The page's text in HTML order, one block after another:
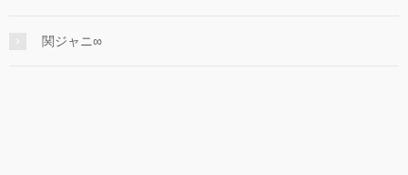
関ジャニ∞